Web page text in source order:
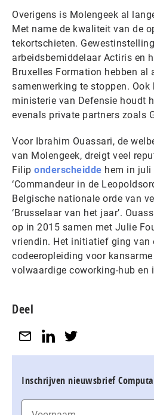
Overigens is Molengeek al
Met name de kwaliteit van de
tekortschieten.
arbeidsbemiddelaar Actiris en
Bruxelles Formation hebben al
samenwerking te stoppen. Ook
ministerie van Defensie houdt
evenals private partners zoals
Voor Ibrahim Ouassari, de
van Molengeek, dreigt veel
Filip onderscheidde hem in juli
‘Commandeur in de
Belgische nationale orde van
‘Brusselaar van het jaar’.
op in 2015 samen met Julie
vriendin. Het initiatief ging van
codeeropleiding voor
volwaardige coworking-hub en
Deel
Inschrijven nieuwsbrief